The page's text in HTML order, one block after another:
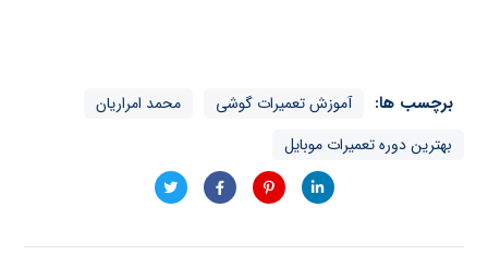
برچسب ها: آموزش تعمیرات گوشی
محمد امراریان
بهترین دوره تعمیرات موبایل